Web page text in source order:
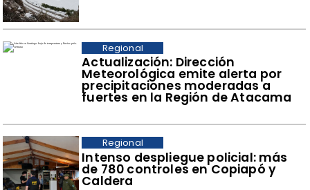
Actualización: Dirección
Meteorológica emite alerta por
precipitaciones moderadas a
fuertes en la Región de Atacama
Regional
Intenso despliegue policial: más
de 780 controles en Copiapó y
Caldera
Regional